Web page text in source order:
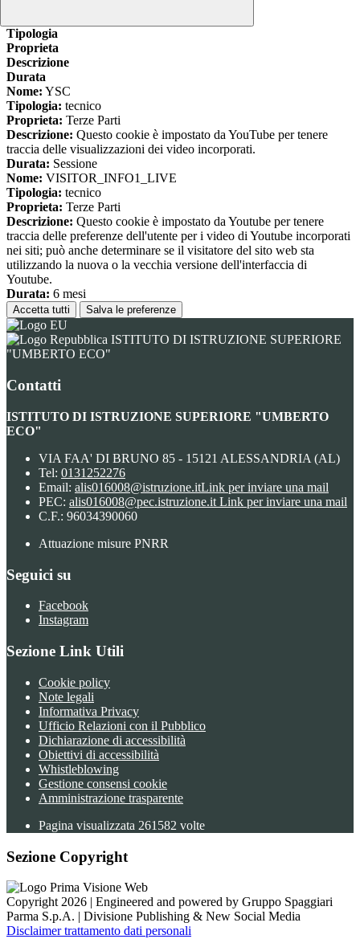
Tipologia
Proprieta
Descrizione
Durata
Nome: YSC
Tipologia: tecnico
Proprieta: Terze Parti
Descrizione: Questo cookie è impostato da YouTube per tenere
traccia delle visualizzazioni dei video incorporati.
Durata: Sessione
Nome: VISITOR_INFO1_LIVE
Tipologia: tecnico
Proprieta: Terze Parti
Descrizione: Questo cookie è impostato da Youtube per tenere
traccia delle preferenze dell'utente per i video di Youtube incorporati
nei siti; può anche determinare se il visitatore del sito web sta
utilizzando la nuova o la vecchia versione dell'interfaccia di
Youtube.
Durata: 6 mesi
Accetta tutti Salva le preferenze
ISTITUTO DI ISTRUZIONE SUPERIORE
"UMBERTO ECO"
Contatti
ISTITUTO DI ISTRUZIONE SUPERIORE "UMBERTO
ECO"
VIA FAA' DI BRUNO 85 - 15121 ALESSANDRIA (AL)
Tel: 0131252276
Email: alis016008@istruzione.itLink per inviare una mail
PEC: alis016008@pec.istruzione.it Link per inviare una mail
C.F.: 96034390060
Attuazione misure PNRR
Seguici su
Facebook
Instagram
Sezione Link Utili
Cookie policy
Note legali
Informativa Privacy
Ufficio Relazioni con il Pubblico
Dichiarazione di accessibilità
Obiettivi di accessibilità
Whistleblowing
Gestione consensi cookie
Amministrazione trasparente
Pagina visualizzata 261582 volte
Sezione Copyright
Copyright 2026 | Engineered and powered by Gruppo Spaggiari
Parma S.p.A. | Divisione Publishing & New Social Media
Disclaimer trattamento dati personali